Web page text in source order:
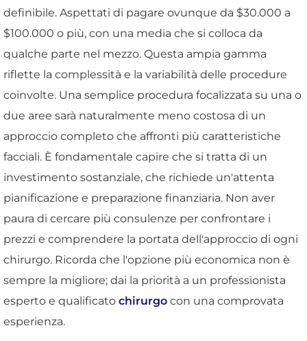
definibile. Aspettati di pagare ovunque da $30.000 a
$100.000 o più, con una media che si colloca da
qualche parte nel mezzo. Questa ampia gamma
riflette la complessità e la variabilità delle procedure
coinvolte. Una semplice procedura focalizzata su una o
due aree sarà naturalmente meno costosa di un
approccio completo che affronti più caratteristiche
facciali. È fondamentale capire che si tratta di un
investimento sostanziale, che richiede un'attenta
pianificazione e preparazione finanziaria. Non aver
paura di cercare più consulenze per confrontare i
prezzi e comprendere la portata dell'approccio di ogni
chirurgo. Ricorda che l'opzione più economica non è
sempre la migliore; dai la priorità a un professionista
esperto e qualificato chirurgo con una comprovata
esperienza.